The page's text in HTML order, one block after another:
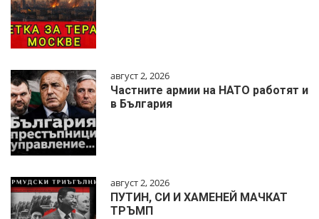
август 2, 2026
Частните армии на НАТО работят и
в България
август 2, 2026
ПУТИН, СИ И ХАМЕНЕЙ МАЧКАТ
ТРЪМП